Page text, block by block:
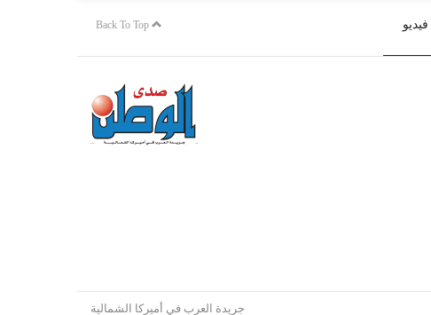
فيديو Back To Top
جريدة العرب في أميركا الشمالية